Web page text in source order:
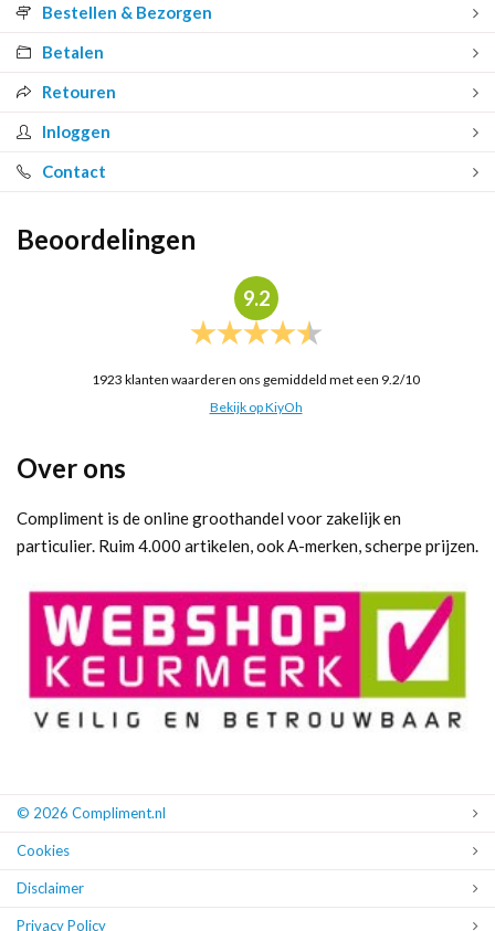
Bestellen & Bezorgen
Betalen
Retouren
Inloggen
Contact
Beoordelingen
9.2
1923 klanten waarderen ons gemiddeld met een 9.2/10
Bekijk op KiyOh
Over ons
Compliment is de online groothandel voor zakelijk en
particulier. Ruim 4.000 artikelen, ook A-merken, scherpe prijzen.
© 2026 Compliment.nl
Cookies
Disclaimer
Privacy Policy